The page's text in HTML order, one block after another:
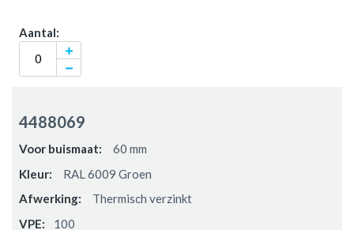
4488069
60 mm
RAL 6009 Groen
Thermisch verzinkt
100